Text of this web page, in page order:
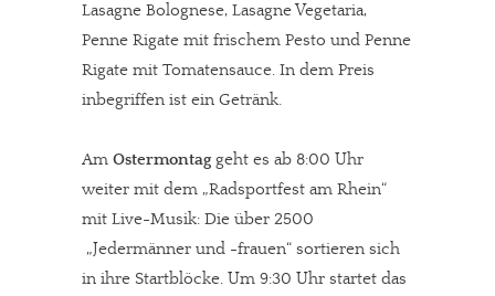
Lasagne Bolognese, Lasagne Vegetaria,
Penne Rigate mit frischem Pesto und Penne
Rigate mit Tomatensauce. In dem Preis
inbegriffen ist ein Getränk.
Am Ostermontag geht es ab 8:00 Uhr
weiter mit dem „Radsportfest am Rhein“
mit Live-Musik: Die über 2500
„Jedermänner und -frauen“ sortieren sich
in ihre Startblöcke. Um 9:30 Uhr startet das